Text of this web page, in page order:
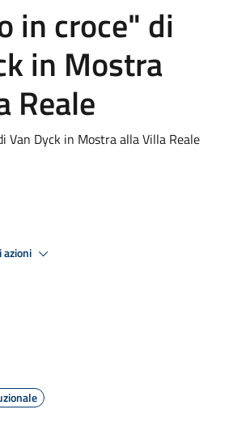
in croce" di
in Mostra
Reale
Van Dyck in Mostra alla Villa Reale
azioni